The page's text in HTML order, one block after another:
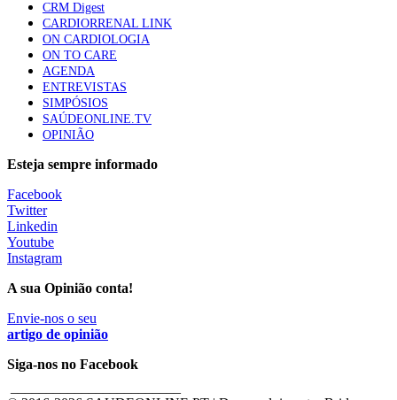
Especialistas defendem mais potássio na alimentação
para ajudar a controlar a hipertensão
57 visualizações
MAIS NOTÍCIAS
14 Mai, 2021|0 Comments
Instante 9, o Choque
11 Mai, 2021
CRM Digest
CARDIORRENAL LINK
ON CARDIOLOGIA
ON TO CARE
AGENDA
ENTREVISTAS
SIMPÓSIOS
SAÚDEONLINE.TV
OPINIÃO
Esteja sempre informado
Facebook
Twitter
Linkedin
Youtube
Instagram
A sua Opinião conta!
Envie-nos o seu
artigo de opinião
Siga-nos no Facebook